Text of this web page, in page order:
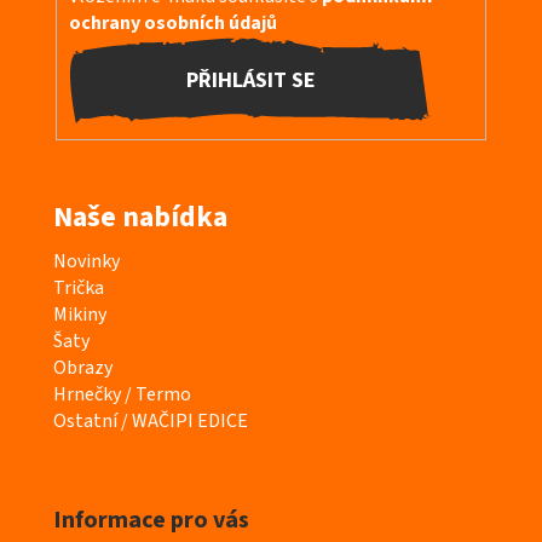
ochrany osobních údajů
PŘIHLÁSIT SE
Naše nabídka
K
a
t
e
g
o
r
Novinky
Trička
Mikiny
Šaty
Obrazy
Hrnečky / Termo
Ostatní / WAČIPI EDICE
Informace pro vás